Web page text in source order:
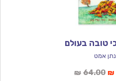
טובה בעולם
אמט
₪ 64.00 ₪